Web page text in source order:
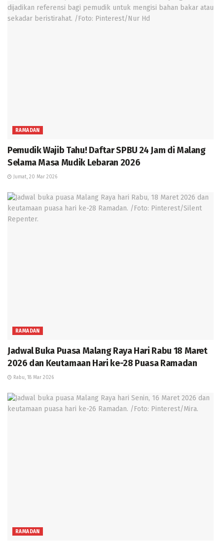
RAMADAN
Pemudik Wajib Tahu! Daftar SPBU 24 Jam di Malang
Selama Masa Mudik Lebaran 2026
Jumat, 20 Mar 2026
RAMADAN
Jadwal Buka Puasa Malang Raya Hari Rabu 18 Maret
2026 dan Keutamaan Hari ke-28 Puasa Ramadan
Rabu, 18 Mar 2026
RAMADAN